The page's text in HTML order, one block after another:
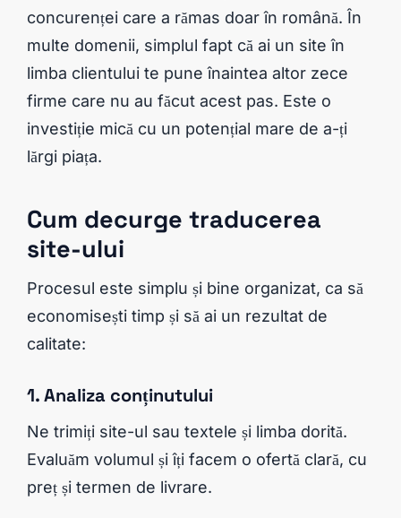
concurenței care a rămas doar în română. În
multe domenii, simplul fapt că ai un site în
limba clientului te pune înaintea altor zece
firme care nu au făcut acest pas. Este o
investiție mică cu un potențial mare de a-ți
lărgi piața.
Cum decurge traducerea
site-ului
Procesul este simplu și bine organizat, ca să
economisești timp și să ai un rezultat de
calitate:
1. Analiza conținutului
Ne trimiți site-ul sau textele și limba dorită.
Evaluăm volumul și îți facem o ofertă clară, cu
preț și termen de livrare.